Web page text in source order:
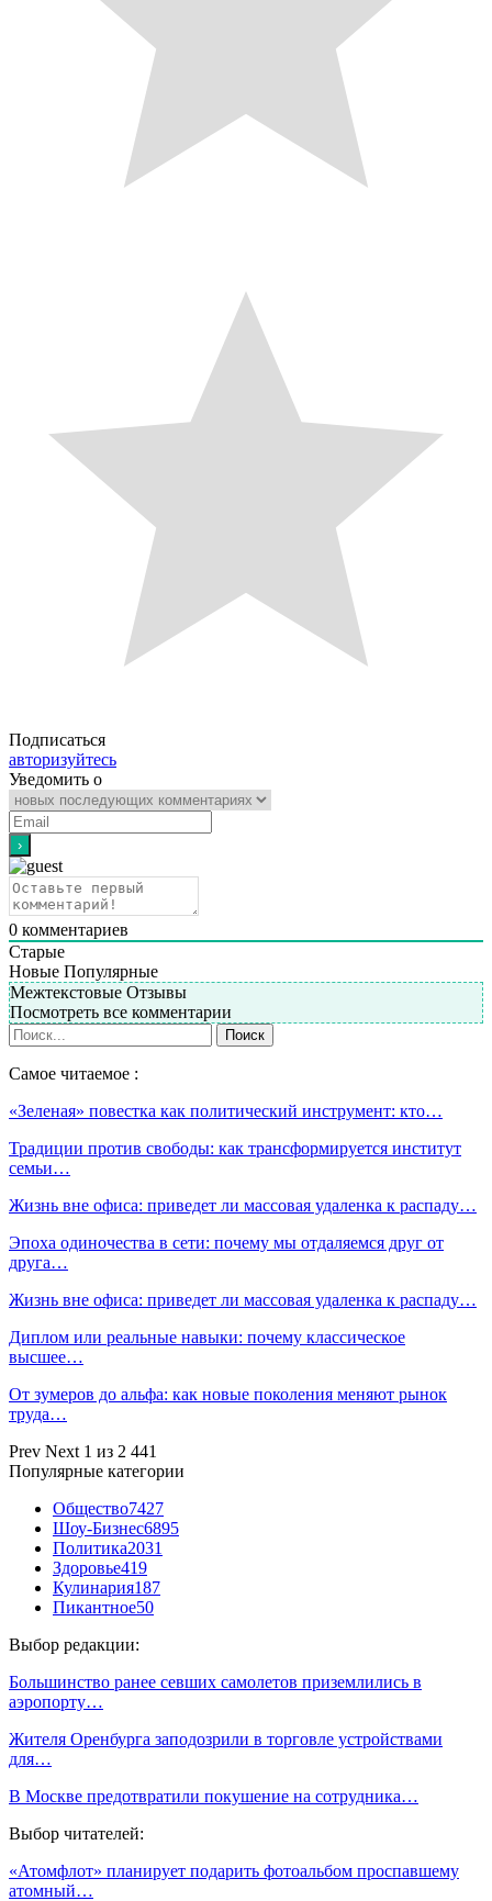
Подписаться
авторизуйтесь
Уведомить о
0 комментариев
Старые
Новые Популярные
Межтекстовые Отзывы
Посмотреть все комментарии
Самое читаемое :
«Зеленая» повестка как политический инструмент: кто…
Традиции против свободы: как трансформируется институт
семьи…
Жизнь вне офиса: приведет ли массовая удаленка к распаду…
Эпоха одиночества в сети: почему мы отдаляемся друг от
друга…
Жизнь вне офиса: приведет ли массовая удаленка к распаду…
Диплом или реальные навыки: почему классическое
высшее…
От зумеров до альфа: как новые поколения меняют рынок
труда…
Prev Next 1 из 2 441
Популярные категории
Общество7427
Шоу-Бизнес6895
Политика2031
Здоровье419
Кулинария187
Пикантное50
Выбор редакции:
Большинство ранее севших самолетов приземлились в
аэропорту…
Жителя Оренбурга заподозрили в торговле устройствами
для…
В Москве предотвратили покушение на сотрудника…
Выбор читателей:
«Атомфлот» планирует подарить фотоальбом проспавшему
атомный…